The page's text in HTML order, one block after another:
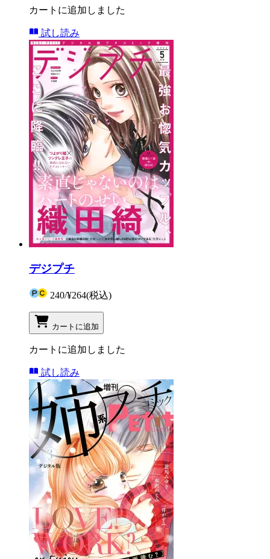
カートに追加しました
試し読み
デジプチ
240/¥264(税込)
カートに追加
カートに追加しました
試し読み